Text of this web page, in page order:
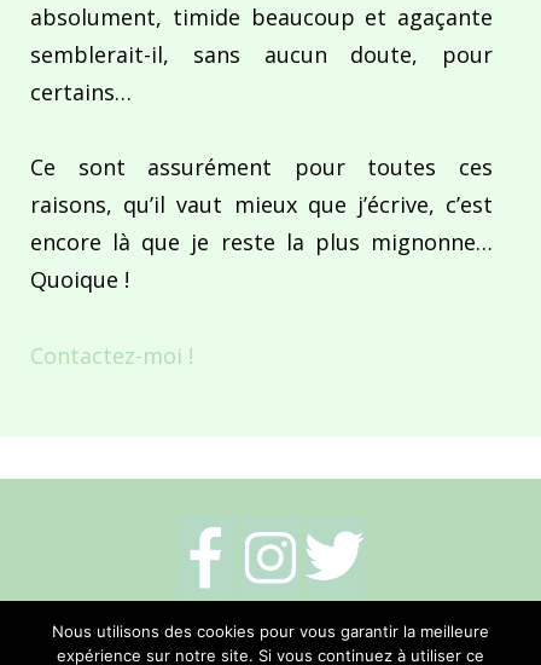
absolument, timide beaucoup et agaçante
semblerait-il, sans aucun doute, pour
certains…
Ce sont assurément pour toutes ces
raisons, qu’il vaut mieux que j’écrive, c’est
encore là que je reste la plus mignonne…
Quoique !
Contactez-moi !
Mentions légales- Politique de cookies-
Nous utilisons des cookies pour vous garantir la meilleure
expérience sur notre site. Si vous continuez à utiliser ce